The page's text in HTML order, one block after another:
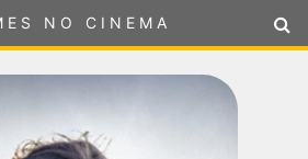
NO CINEMA
sua localização